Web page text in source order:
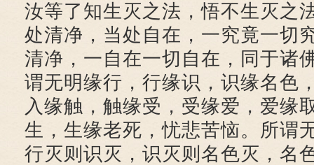
汝等了知生灭之法，悟不生灭之
处清净，当处自在，一究竟一切
清净，一自在一切自在，同于诸
谓无明缘行，行缘识，识缘名色
入缘触，触缘受，受缘爱，爱缘
生，生缘老死，忧悲苦恼。所谓
行灭则识灭，识灭则名色灭，名